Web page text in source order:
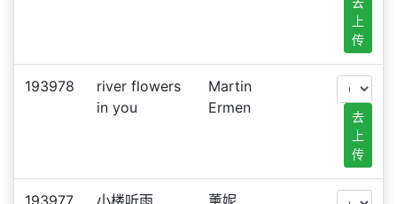
上
传
193978
river flowers
in you
Martin
Ermen
去
上
传
193977 小楼听雨 薰妮